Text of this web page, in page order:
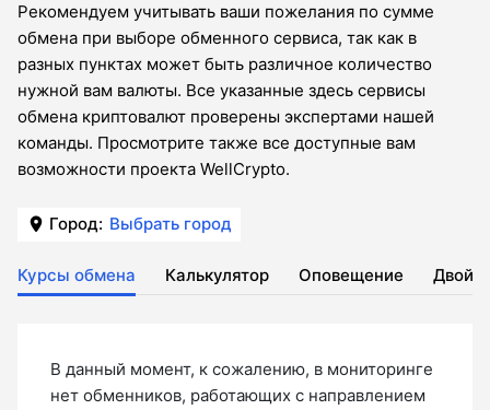
Рекомендуем учитывать ваши пожелания по сумме
обмена при выборе обменного сервиса, так как в
разных пунктах может быть различное количество
нужной вам валюты. Все указанные здесь сервисы
обмена криптовалют проверены экспертами нашей
команды. Просмотрите также все доступные вам
возможности проекта WellCrypto.
Город: Выбрать город
Курсы обмена Калькулятор Оповещение
В данный момент, к сожалению, в мониторинге
нет обменников, работающих с направлением